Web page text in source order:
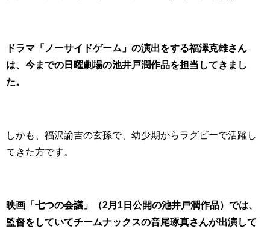
ドラマ「ノーサイドゲーム」の演出をする福澤克雄さん
は、今までの日曜劇場の池井戸潤作品を担当してきまし
た。
しかも、福沢諭吉の玄孫で、幼少期からラグビーで活躍し
てきた方です。
映画「七つの会議」（2月1日公開の池井戸潤作品）では、
監督をしていてチームナックスの音尾琢真さんが出演して